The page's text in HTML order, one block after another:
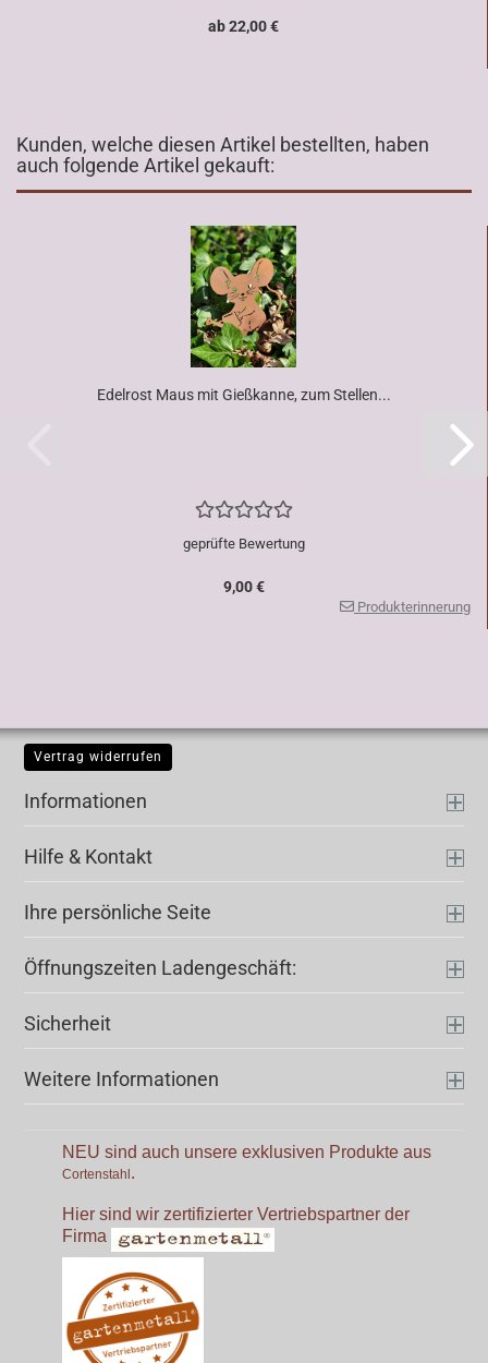
ab 22,00 €
Kunden, welche diesen Artikel bestellten, haben
auch folgende Artikel gekauft:
Edelrost Maus mit Gießkanne, zum Stellen...
geprüfte Bewertung
9,00 €
Produkterinnerung
Vertrag widerrufen
Informationen
Hilfe & Kontakt
Ihre persönliche Seite
Öffnungszeiten Ladengeschäft:
Sicherheit
Weitere Informationen
NEU sind auch unsere exklusiven Produkte aus
Cortenstahl.
Hier sind wir zertifizierter Vertriebspartner der
Firma